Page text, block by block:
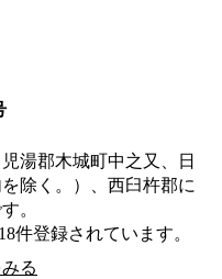
湯郡木城町中之又、日
除く。）、西臼杵郡に
。
件登録されています。
る